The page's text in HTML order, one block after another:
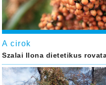
A cirok
Szalai Ilona dietetikus